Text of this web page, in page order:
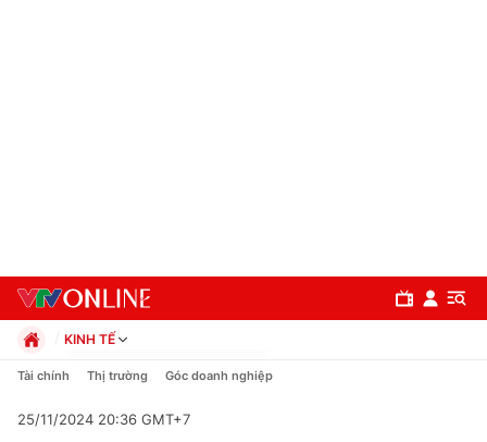
KINH TẾ
Chính trị
Pháp luật
Tài chính Thị trường Góc doanh nghiệp
25/11/2024 20:36 GMT+7